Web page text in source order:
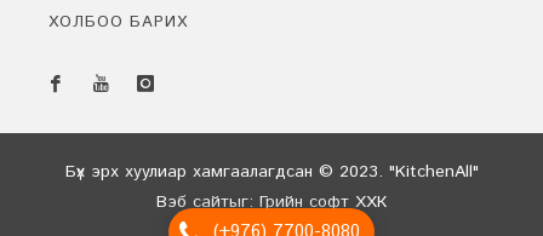
ХОЛБОО БАРИХ
Бүх эрх хуулиар хамгаалагдсан © 2023. "KitchenAll"
Вэб сайтыг:Грийн софт ХХК